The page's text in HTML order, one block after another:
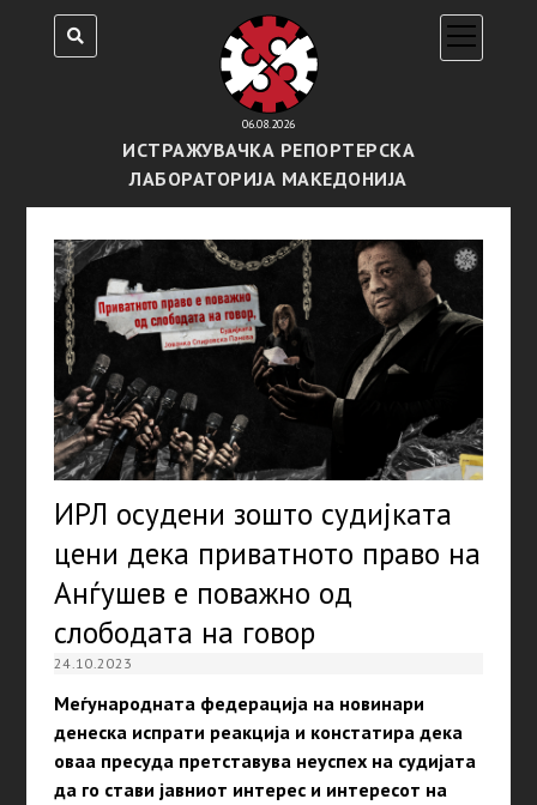
06.08.2026
ИСТРАЖУВАЧКА РЕПОРТЕРСКА
ЛАБОРАТОРИЈА МАКЕДОНИЈА
open
menu
ИРЛ осудени зошто судијката
цени дека приватното право на
Анѓушев е поважно од
слободата на говор
24.10.2023
Меѓународната федерација на новинари
денеска испрати реакција и констатира дека
оваа пресуда претставува неуспех на судијата
да го стави јавниот интерес и интересот на